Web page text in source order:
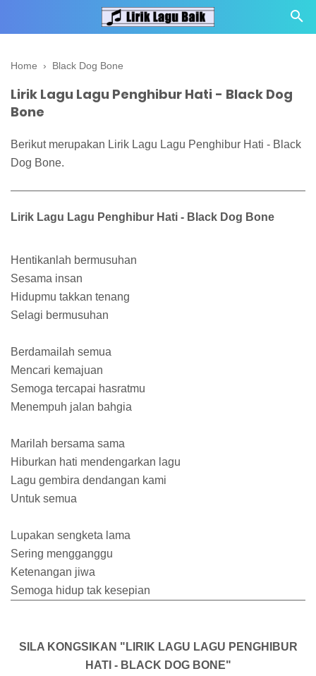
Home › Black Dog Bone
Lirik Lagu Lagu Penghibur Hati - Black Dog
Bone
Berikut merupakan Lirik Lagu Lagu Penghibur Hati - Black
Dog Bone.
Lirik Lagu Lagu Penghibur Hati - Black Dog Bone
Hentikanlah bermusuhan
Sesama insan
Hidupmu takkan tenang
Selagi bermusuhan
Berdamailah semua
Mencari kemajuan
Semoga tercapai hasratmu
Menempuh jalan bahgia
Marilah bersama sama
Hiburkan hati mendengarkan lagu
Lagu gembira dendangan kami
Untuk semua
Lupakan sengketa lama
Sering mengganggu
Ketenangan jiwa
Semoga hidup tak kesepian
SILA KONGSIKAN "LIRIK LAGU LAGU PENGHIBUR
HATI - BLACK DOG BONE"